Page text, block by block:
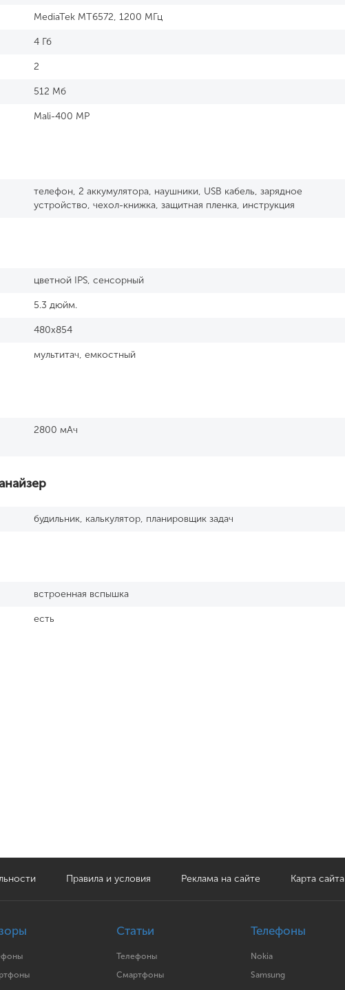
MediaTek MT6572, 1200 МГц
4 Гб
2
512 Мб
Mali-400 MP
телефон, 2 аккумулятора, наушники, USB кабель, зарядное
устройство, чехол-книжка, защитная пленка, инструкция
цветной IPS, сенсорный
5.3 дюйм.
480x854
мультитач, емкостный
2800 мАч
будильник, калькулятор, планировщик задач
встроенная вспышка
есть
Правила и условия Реклама на сайте Карта сайта
Статьи
Телефоны
Смартфоны
Телефоны
Nokia
Samsung